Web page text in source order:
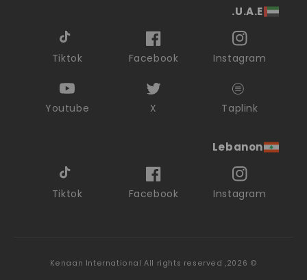
U.A.E.
Instagram
Facebook
Tiktok
Taplink
X
Youtube
Lebanon
Instagram
Facebook
Tiktok
© 2026,
Kenaan International All rights reserved